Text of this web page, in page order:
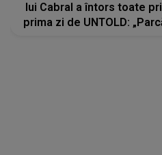
lui Cabral a întors toate
prima zi de UNTOLD: